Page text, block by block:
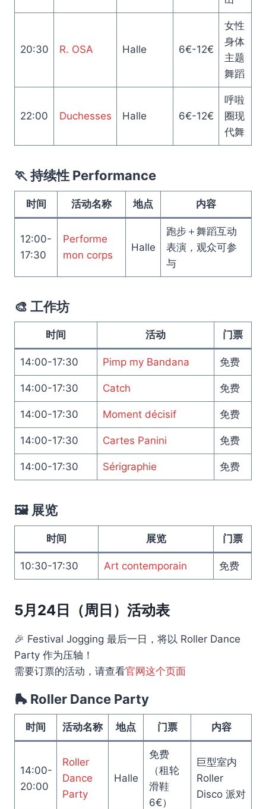
20:30 R. OSA Halle 6€-12€
女性
身体
主题
舞蹈
22:00 Duchesses Halle 6€-12€
呼啦
圈现
代舞
🏃 持续性 Performance
时间 活动名称 地点 内容
12:00-
17:30
Performe
mon corps
Halle
跑步＋舞蹈互动
表演，观众可参
与
🎨 工作坊
时间 活动 门票
14:00-17:30 Pimp my Bandana 免费
14:00-17:30 Catch 免费
14:00-17:30 Moment décisif 免费
14:00-17:30 Cartes Panini 免费
14:00-17:30 Sérigraphie 免费
🖼️ 展览
时间 展览 门票
10:30-17:30 Art contemporain 免费
5月24日（周日）活动表
🎉 Festival Jogging 最后一日，将以 Roller Dance
Party 作为压轴！
需要订票的活动，请查看官网这个页面
🛼 Roller Dance Party
时间 活动名称 地点 门票 内容
14:00-
20:00
Roller
Dance
Party
Halle
免费
（租轮
滑鞋
6€）
巨型室内
Roller
Disco 派对